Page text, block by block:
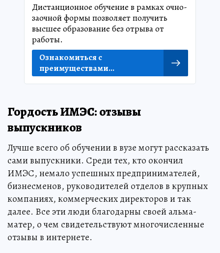
Дистанционное обучение в рамках очно-
заочной формы позволяет получить
высшее образование без отрыва от
работы.
Ознакомиться с
преимуществами...
Гордость ИМЭС: отзывы
выпускников
Лучше всего об обучении в вузе могут рассказать
сами выпускники. Среди тех, кто окончил
ИМЭС, немало успешных предпринимателей,
бизнесменов, руководителей отделов в крупных
компаниях, коммерческих директоров и так
далее. Все эти люди благодарны своей альма-
матер, о чем свидетельствуют многочисленные
отзывы в интернете.